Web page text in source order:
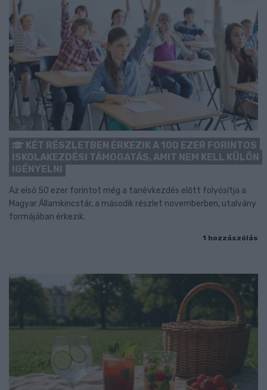
KÉT RÉSZLETBEN ÉRKEZIK A 100 EZER FORINTOS
ISKOLAKEZDÉSI TÁMOGATÁS, AMIT NEM KELL KÜLÖN
IGÉNYELNI
Az első 50 ezer forintot még a tanévkezdés előtt folyósítja a
Magyar Államkincstár, a második részlet novemberben, utalvány
formájában érkezik.
1 hozzászólás